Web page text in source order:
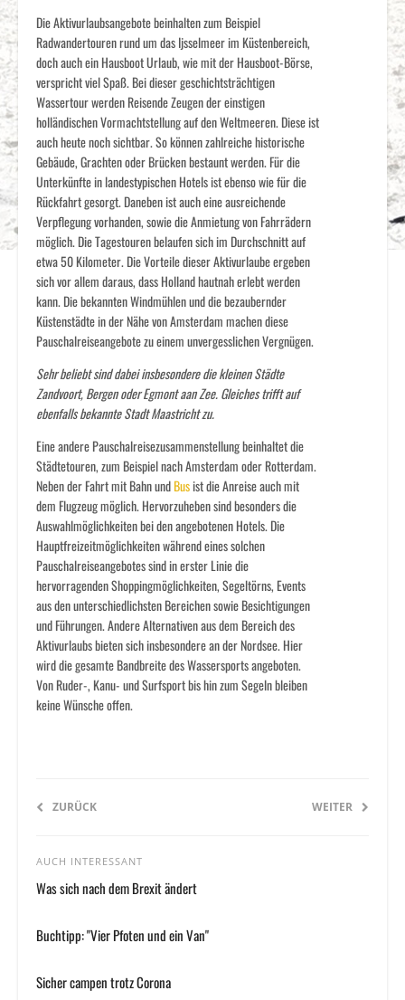
Die Aktivurlaubsangebote beinhalten zum Beispiel
Radwandertouren rund um das Ijsselmeer im Küstenbereich,
doch auch ein Hausboot Urlaub, wie mit der Hausboot-Börse,
verspricht viel Spaß. Bei dieser geschichtsträchtigen
Wassertour werden Reisende Zeugen der einstigen
holländischen Vormachtstellung auf den Weltmeeren. Diese ist
auch heute noch sichtbar. So können zahlreiche historische
Gebäude, Grachten oder Brücken bestaunt werden. Für die
Unterkünfte in landestypischen Hotels ist ebenso wie für die
Rückfahrt gesorgt. Daneben ist auch eine ausreichende
Verpflegung vorhanden, sowie die Anmietung von Fahrrädern
möglich. Die Tagestouren belaufen sich im Durchschnitt auf
etwa 50 Kilometer. Die Vorteile dieser Aktivurlaube ergeben
sich vor allem daraus, dass Holland hautnah erlebt werden
kann. Die bekannten Windmühlen und die bezaubernder
Küstenstädte in der Nähe von Amsterdam machen diese
Pauschalreiseangebote zu einem unvergesslichen Vergnügen.
Sehr beliebt sind dabei insbesondere die kleinen Städte
Zandvoort, Bergen oder Egmont aan Zee. Gleiches trifft auf
ebenfalls bekannte Stadt Maastricht zu.
Eine andere Pauschalreisezusammenstellung beinhaltet die
Städtetouren, zum Beispiel nach Amsterdam oder Rotterdam.
Neben der Fahrt mit Bahn undBusist die Anreise auch mit
dem Flugzeug möglich. Hervorzuheben sind besonders die
Auswahlmöglichkeiten bei den angebotenen Hotels. Die
Hauptfreizeitmöglichkeiten während eines solchen
Pauschalreiseangebotes sind in erster Linie die
hervorragenden Shoppingmöglichkeiten, Segeltörns, Events
aus den unterschiedlichsten Bereichen sowie Besichtigungen
und Führungen. Andere Alternativen aus dem Bereich des
Aktivurlaubs bieten sich insbesondere an der Nordsee. Hier
wird die gesamte Bandbreite des Wassersports angeboten.
Von Ruder-, Kanu- und Surfsport bis hin zum Segeln bleiben
keine Wünsche offen.
ZURÜCK WEITER
AUCH INTERESSANT
Was sich nach dem Brexit ändert
Buchtipp: "Vier Pfoten und ein Van"
Sicher campen trotz Corona